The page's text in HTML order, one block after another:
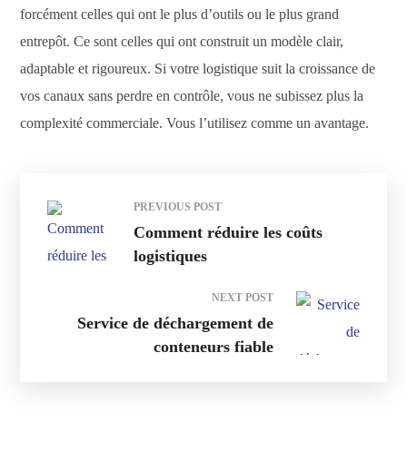
forcément celles qui ont le plus d’outils ou le plus grand
entrepôt. Ce sont celles qui ont construit un modèle clair,
adaptable et rigoureux. Si votre logistique suit la croissance de
vos canaux sans perdre en contrôle, vous ne subissez plus la
complexité commerciale. Vous l’utilisez comme un avantage.
PREVIOUS POST
Comment réduire les coûts
logistiques
NEXT POST
Service de déchargement de
conteneurs fiable